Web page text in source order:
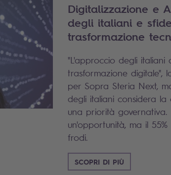
Digitalizzazione e
degli italiani e
trasformazione
"L'approccio degli italiani
trasformazione digitale",
per Sopra Steria Next,
degli italiani considera la
una priorità governativa.
un'opportunità, ma il
frodi.
SCOPRI DI PIÙ